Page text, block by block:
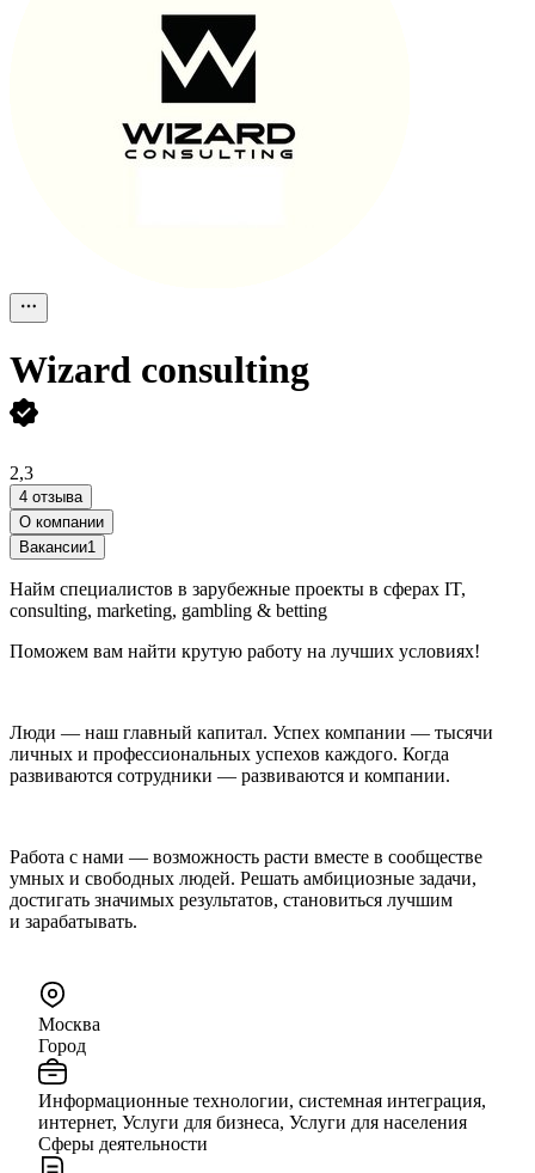
Wizard consulting
2,3
4 отзыва
О компании
Вакансии1
Найм специалистов в зарубежные проекты в сферах IT,
consulting, marketing, gambling & betting
Поможем вам найти крутую работу на лучших условиях!
Люди — наш главный капитал. Успех компании — тысячи
личных и профессиональных успехов каждого. Когда
развиваются сотрудники — развиваются и компании.
Работа с нами — возможность расти вместе в сообществе
умных и свободных людей. Решать амбициозные задачи,
достигать значимых результатов, становиться лучшим
и зарабатывать.
Москва
Город
Информационные технологии, системная интеграция,
интернет, Услуги для бизнеса, Услуги для населения
Сферы деятельности